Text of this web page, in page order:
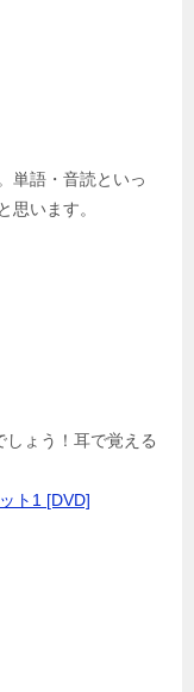
単語・音読といっ
思います。
ょう！耳で覚える
ト1 [DVD]